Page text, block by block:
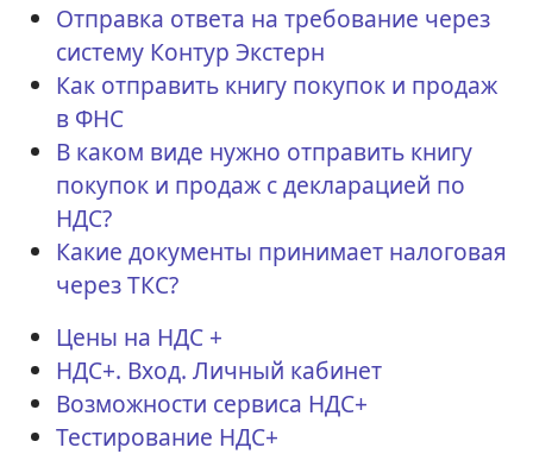
Отправка ответа на требование через
систему Контур Экстерн
Как отправить книгу покупок и продаж
в ФНС
В каком виде нужно отправить книгу
покупок и продаж с декларацией по
НДС?
Какие документы принимает налоговая
через ТКС?
Цены на НДС +
НДС+. Вход. Личный кабинет
Возможности сервиса НДС+
Тестирование НДС+